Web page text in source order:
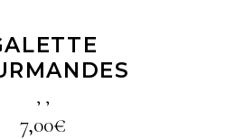
, ,
7,00€